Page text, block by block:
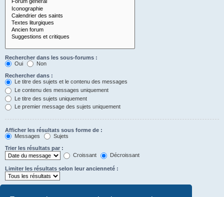
Rechercher dans les sous-forums :
Oui
Non
Rechercher dans :
Le titre des sujets et le contenu des messages
Le contenu des messages uniquement
Le titre des sujets uniquement
Le premier message des sujets uniquement
Afficher les résultats sous forme de :
Messages
Sujets
Trier les résultats par :
Croissant
Décroissant
Limiter les résultats selon leur ancienneté :